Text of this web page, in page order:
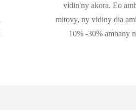
vidin'ny akora. Eo
mitovy, ny vidiny dia
10% -30% ambany